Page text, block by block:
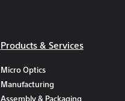
Products & Services
Micro Optics
Manufacturing
Assembly & Packaging